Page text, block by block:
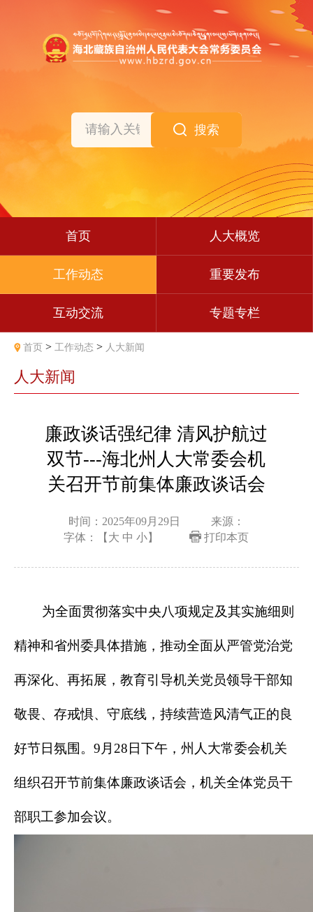
搜索
首页 人大概览
工作动态 重要发布
互动交流 专题专栏
首页 > 工作动态 > 人大新闻
人大新闻
廉政谈话强纪律 清风护航过
双节---海北州人大常委会机
关召开节前集体廉政谈话会
时间：2025年09月29日
来源：
字体：【 大 中 小】 打印本页
为全面贯彻落实中央八项规定及其实施细则
精神和省州委具体措施，推动全面从严管党治党
再深化、再拓展，教育引导机关党员领导干部知
敬畏、存戒惧、守底线，持续营造风清气正的良
好节日氛围。9月28日下午，州人大常委会机关
组织召开节前集体廉政谈话会，机关全体党员干
部职工参加会议。